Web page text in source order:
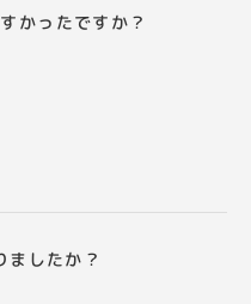
かったですか？
ましたか？